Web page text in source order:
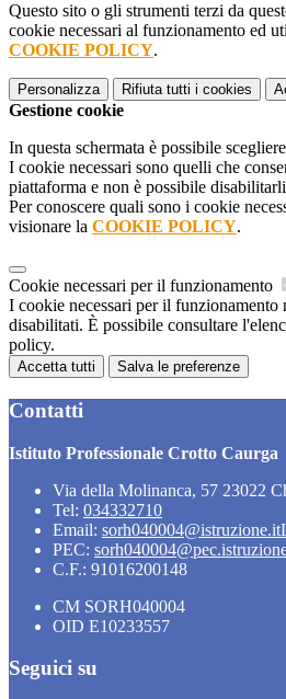
Questo sito o gli strumenti terzi da
cookie necessari al funzionamento ed
COOKIE POLICY.
Personalizza Rifiuta tutti i cookies
Gestione cookie
In questa schermata è possibile
I cookie necessari sono quelli che
piattaforma e non è possibile
Per conoscere quali sono i cookie
visionare la COOKIE POLICY.
Cookie necessari per il funzionamento
I cookie necessari per il funzionamento
disabilitati. È possibile consultare
policy.
Accetta tutti Salva le preferenze
Contatti
Istituto Professionale Crotto Caurga
Via della Molinanca, 57 23022
Tel: 034332710
Email: sorh040004@istruzione.it
PEC:
C.F.: 91016200148
CM SORH040004
OID E10233557
Seguici su